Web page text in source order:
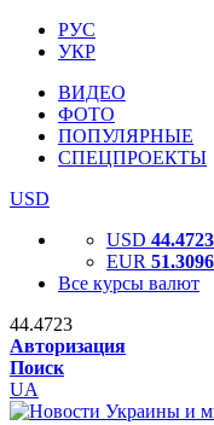
РУС
УКР
ВИДЕО
ФОТО
ПОПУЛЯРНЫЕ
СПЕЦПРОЕКТЫ
USD
USD 44.4723
EUR 51.3096
Все курсы валют
44.4723
Авторизация
Поиск
UA